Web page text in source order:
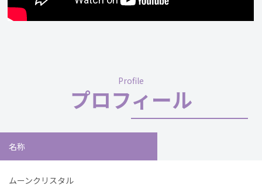
Profile
プロフィール
名称
ムーンクリスタル